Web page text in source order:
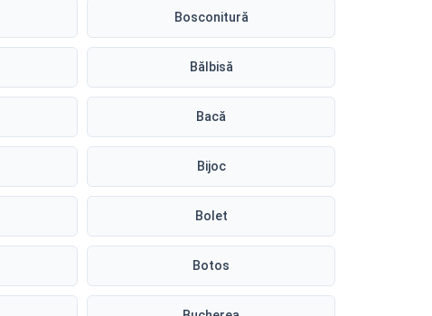
Bosconitură
Bălbisă
Bacă
Bijoc
Bolet
Botos